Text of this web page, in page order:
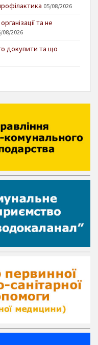
05/08/2026
та не
08/2026
докупити та що